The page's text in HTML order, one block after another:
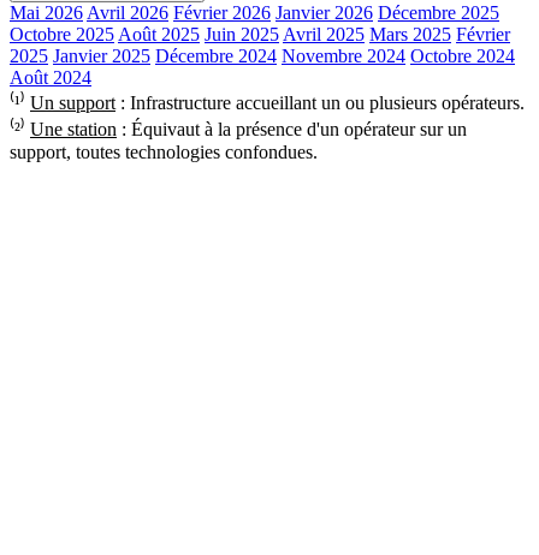
Mai 2026 Avril 2026 Février 2026 Janvier 2026 Décembre 2025
Octobre 2025 Août 2025 Juin 2025 Avril 2025 Mars 2025 Février
2025 Janvier 2025 Décembre 2024 Novembre 2024 Octobre 2024
Août 2024
⁽¹⁾ Un support : Infrastructure accueillant un ou plusieurs opérateurs.
⁽²⁾ Une station : Équivaut à la présence d'un opérateur sur un
support, toutes technologies confondues.